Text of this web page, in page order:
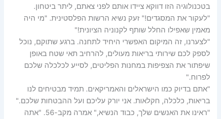
בטכנולוגיה הזו דווקא ציידו אותם לפני צאתם, ליתר ביטחון.
"לעקור את המסגדים!" זעק נשיא הרשות הפלסטינית. "מי היה
מאמין שאפילו החלל שותף לקנוניה הציונית!"
"לצערנו, זה המיקום האפשרי היחיד לתחנה. ברגע שתוקם, נוכל
לספק לכם שירותי בריאות מעולים, להרחיב תאי שטח באופן
שיפתור את הצפיפות במחנות הפליטים, לסייע לכלכלה שלכם
לפרוח."
"אתם בדיוק כמו הישראלים והאמריקאים. תמיד מבטיחים לנו
בריאות, כלכלה, חקלאות. אני יורק עליכם ועל ההבטחות שלכם."
"ראינו את האנשים שלך, כבוד הנשיא," אמרה מקב-56. "אתה